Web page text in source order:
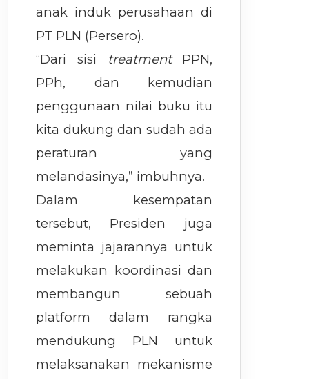
anak induk perusahaan di
PT PLN (Persero).
“Dari sisi
treatmentPPN,
PPh, dan kemudian
penggunaan nilai buku itu
kita dukung dan sudah ada
peraturan yang
melandasinya,” imbuhnya.
Dalam kesempatan
tersebut, Presiden juga
meminta jajarannya untuk
melakukan koordinasi dan
membangun sebuah
platform dalam rangka
mendukung PLN untuk
melaksanakan mekanisme